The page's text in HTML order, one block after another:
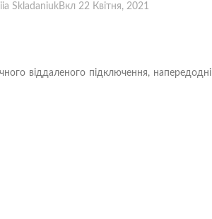
SkladaniukВкл 22 Квітня, 2021
віддаленого підключення, напередодні